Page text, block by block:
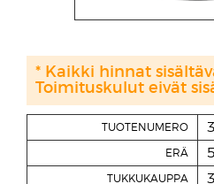
TUOTENUMERO
ERÄ
TUKKUKAUPPA
* Kaikki hinnat
Toimituskulut eivät